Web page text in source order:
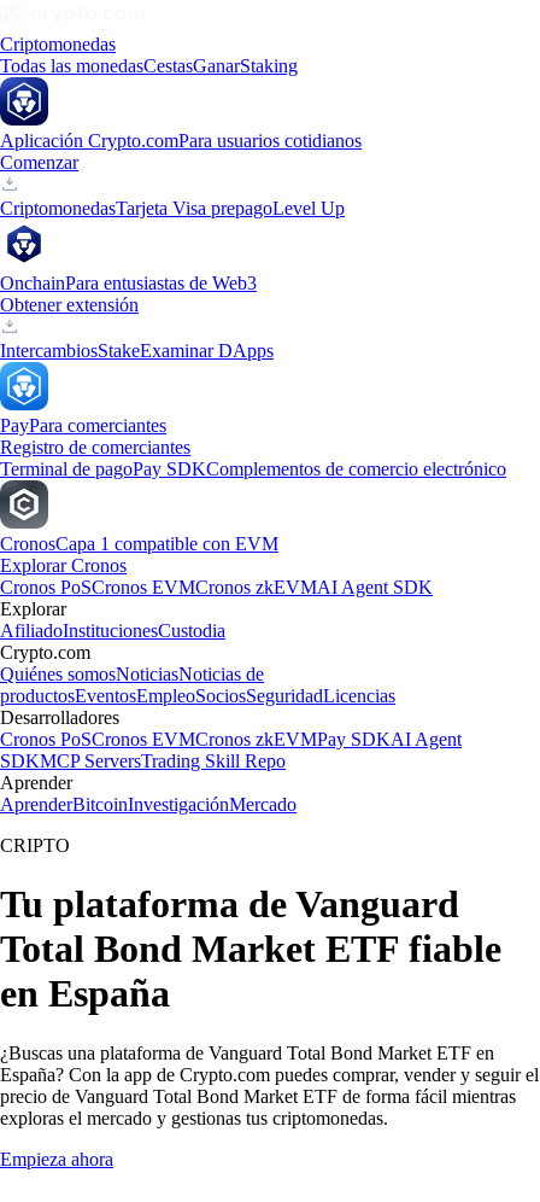
Criptomonedas
Todas las monedasCestasGanarStaking
Aplicación Crypto.comPara usuarios cotidianos
Comenzar
CriptomonedasTarjeta Visa prepagoLevel Up
OnchainPara entusiastas de Web3
Obtener extensión
IntercambiosStakeExaminar DApps
PayPara comerciantes
Registro de comerciantes
Terminal de pagoPay SDKComplementos de comercio electrónico
CronosCapa 1 compatible con EVM
Explorar Cronos
Cronos PoSCronos EVMCronos zkEVMAI Agent SDK
Explorar
AfiliadoInstitucionesCustodia
Crypto.com
Quiénes somosNoticiasNoticias de
productosEventosEmpleoSociosSeguridadLicencias
Desarrolladores
Cronos PoSCronos EVMCronos zkEVMPay SDKAI Agent
SDKMCP ServersTrading Skill Repo
Aprender
AprenderBitcoinInvestigaciónMercado
CRIPTO
Tu plataforma de Vanguard
Total Bond Market ETF fiable
en España
¿Buscas una plataforma de Vanguard Total Bond Market ETF en
España? Con la app de Crypto.com puedes comprar, vender y seguir el
precio de Vanguard Total Bond Market ETF de forma fácil mientras
exploras el mercado y gestionas tus criptomonedas.
Empieza ahora